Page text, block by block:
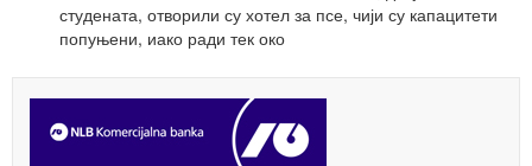
студената, отворили су хотел за псе, чији су капацитети
попуњени, иако ради тек око